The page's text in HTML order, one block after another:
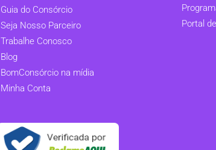
Guia do Consórcio
Seja Nosso Parceiro
Trabalhe Conosco
Blog
BomConsórcio na mídia
Minha Conta
Portal